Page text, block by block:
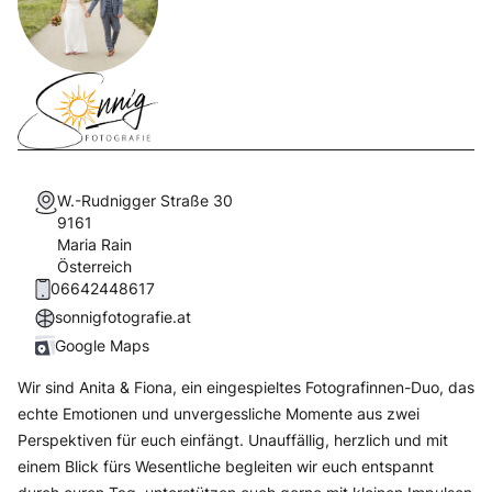
W.-Rudnigger Straße 30
9161
Maria Rain
Österreich
06642448617
sonnigfotografie.at
Google Maps
Wir sind Anita & Fiona, ein eingespieltes Fotografinnen-Duo, das
echte Emotionen und unvergessliche Momente aus zwei
Perspektiven für euch einfängt. Unauffällig, herzlich und mit
einem Blick fürs Wesentliche begleiten wir euch entspannt